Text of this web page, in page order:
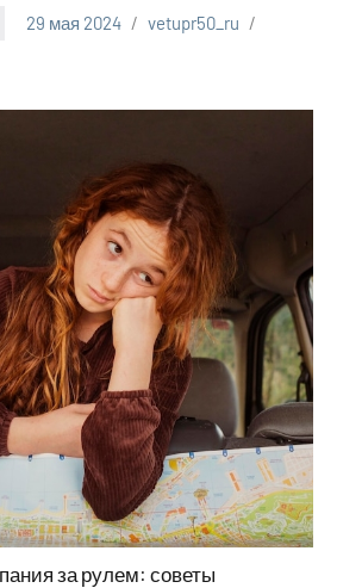
29 мая 2024
vetupr50_ru
за рулем: советы